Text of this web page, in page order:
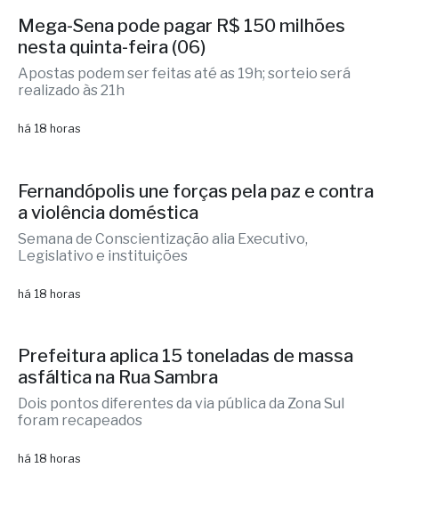
Mega-Sena pode pagar R$ 150 milhões
nesta quinta-feira (06)
Apostas podem ser feitas até as 19h; sorteio será
realizado às 21h
Fernandópolis une forças pela paz e contra
a violência doméstica
Semana de Conscientização alia Executivo,
Legislativo e instituições
Prefeitura aplica 15 toneladas de massa
asfáltica na Rua Sambra
Dois pontos diferentes da via pública da Zona Sul
foram recapeados